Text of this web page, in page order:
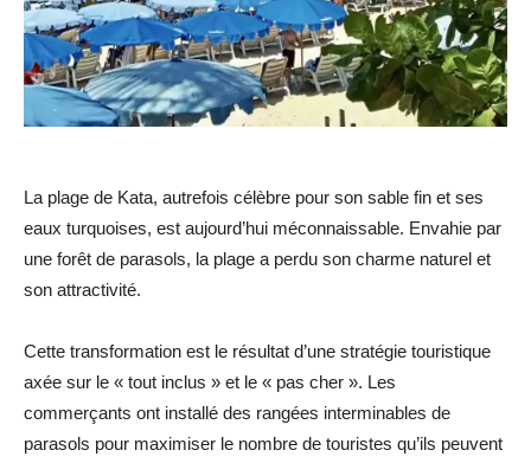
La plage de Kata, autrefois célèbre pour son sable fin et ses
eaux turquoises, est aujourd’hui méconnaissable. Envahie par
une forêt de parasols, la plage a perdu son charme naturel et
son attractivité.
Cette transformation est le résultat d’une stratégie touristique
axée sur le « tout inclus » et le « pas cher ». Les
commerçants ont installé des rangées interminables de
parasols pour maximiser le nombre de touristes qu’ils peuvent